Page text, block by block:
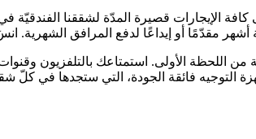
الإيجارات قصيرة المدّة لشققنا
أشهر مقدّمًا أو إيداعًا لدفع المرافق الشهرية.
من اللحظة الأولى. استمتاعك
التوجيه فائقة الجودة، التي ستجدها في كلّ